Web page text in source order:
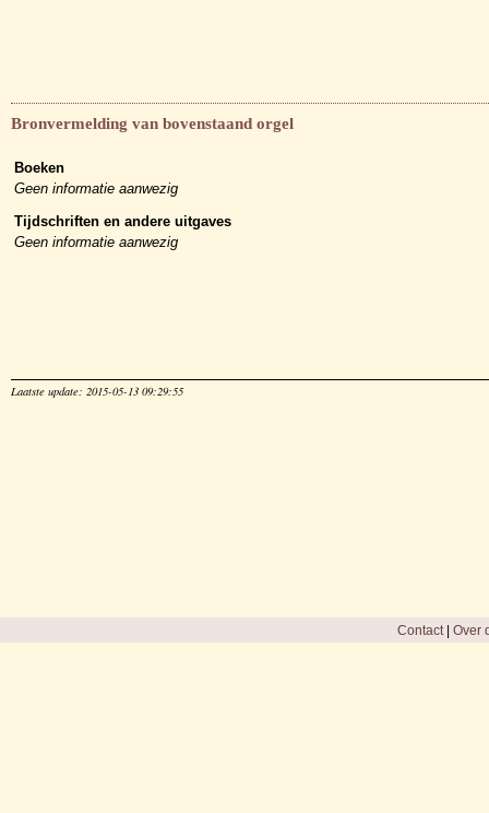
Bronvermelding van bovenstaand orgel
Boeken
Geen informatie aanwezig
Tijdschriften en andere uitgaves
Geen informatie aanwezig
Laatste update: 2015-05-13 09:29:55
Contact| Over